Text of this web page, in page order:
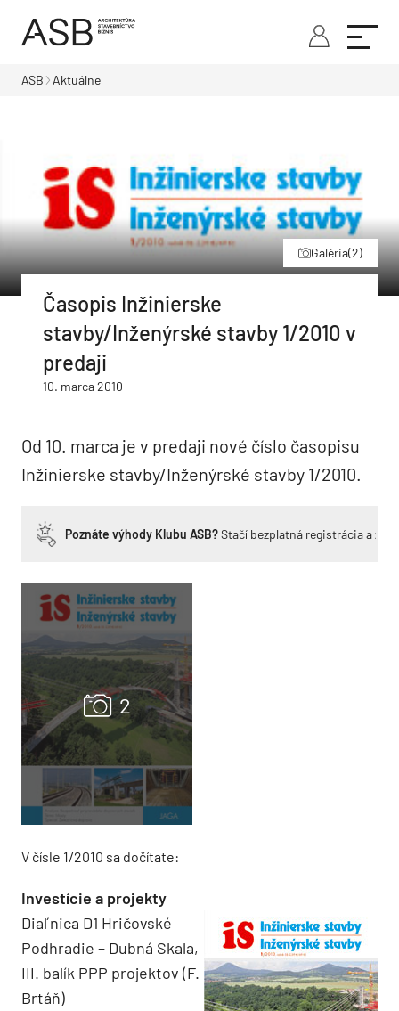
ASB Aktuálne
Galéria(2)
Časopis Inžinierske
stavby/Inženýrské stavby 1/2010 v
predaji
10. marca 2010
Od 10. marca je v predaji nové číslo časopisu
Inžinierske stavby/Inženýrské stavby 1/2010.
Poznáte výhody Klubu ASB?Stačí bezplatná registrácia a
V čísle 1/2010 sa dočítate:
Investície a projekty
Diaľnica D1 Hričovské
Podhradie – Dubná Skala,
III. balík PPP projektov (F.
Brtáň)